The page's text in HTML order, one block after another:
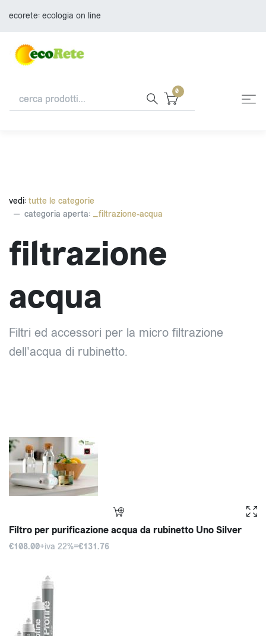
ecorete: ecologia on line
0
vedi: tutte le categorie
categoria aperta: _filtrazione-acqua
filtrazione
acqua
Filtri ed accessori per la micro filtrazione
dell'acqua di rubinetto.
Filtro per purificazione acqua da rubinetto Uno Silver
€108.00+iva 22%=€131.76